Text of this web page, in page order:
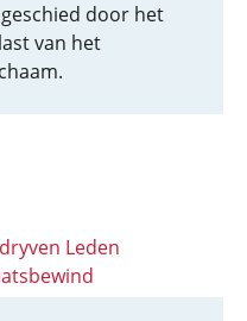
door het
van het
Leden